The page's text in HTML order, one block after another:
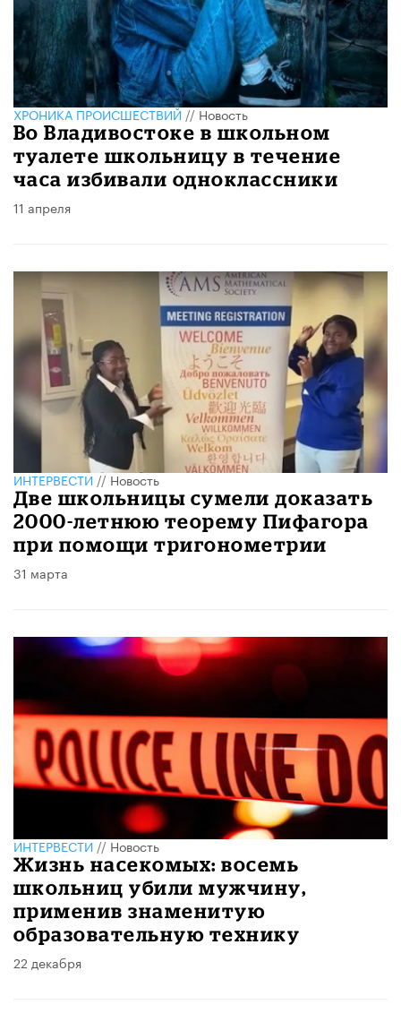
ХРОНИКА ПРОИСШЕСТВИЙ//Новость
Во Владивостоке в школьном
туалете школьницу в течение
часа избивали одноклассники
11 апреля
ИНТЕРВЕСТИ//Новость
Две школьницы сумели доказать
2000-летнюю теорему Пифагора
при помощи тригонометрии
31 марта
ИНТЕРВЕСТИ//Новость
Жизнь насекомых: восемь
школьниц убили мужчину,
применив знаменитую
образовательную технику
22 декабря